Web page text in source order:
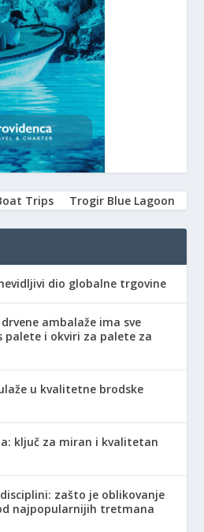
Trips Trogir Blue Lagoon
dio globalne trgovine
ambalaže ima sve
palete i okviri za palete za
u kvalitetne brodske
ključ za miran i kvalitetan
zašto je oblikovanje
najpopularnijih tretmana